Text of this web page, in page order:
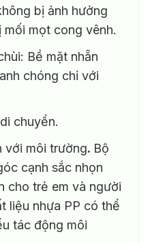
bị ảnh hưởng
mọt cong vênh.
Bề mặt nhẵn
chóng chỉ với
chuyển.
với môi trường. Bộ
cạnh sắc nhọn
cho trẻ em và người
liệu nhựa PP có thể
tác động môi